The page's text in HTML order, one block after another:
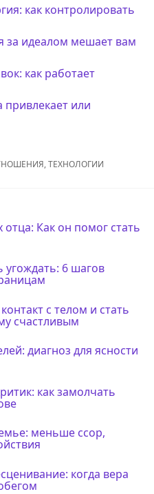
как контролировать
за идеалом мешает вам
как работает
или
,ТЕХНОЛОГИИ
отца: Как он помог стать
угождать: 6 шагов
с телом и стать
счастливым
диагноз для ясности
как замолчать
меньше ссор,
когда вера